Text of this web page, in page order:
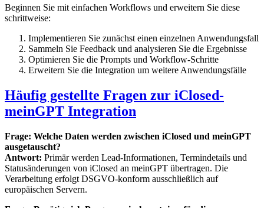
Beginnen Sie mit einfachen Workflows und erweitern Sie diese
schrittweise:
Implementieren Sie zunächst einen einzelnen Anwendungsfall
Sammeln Sie Feedback und analysieren Sie die Ergebnisse
Optimieren Sie die Prompts und Workflow-Schritte
Erweitern Sie die Integration um weitere Anwendungsfälle
Häufig gestellte Fragen zur iClosed-
meinGPT Integration
Frage: Welche Daten werden zwischen iClosed und meinGPT
ausgetauscht?
Antwort: Primär werden Lead-Informationen, Termindetails und
Statusänderungen von iClosed an meinGPT übertragen. Die
Verarbeitung erfolgt DSGVO-konform ausschließlich auf
europäischen Servern.